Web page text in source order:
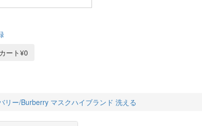
ート¥0
リー/Burberry マスクハイブランド 洗える